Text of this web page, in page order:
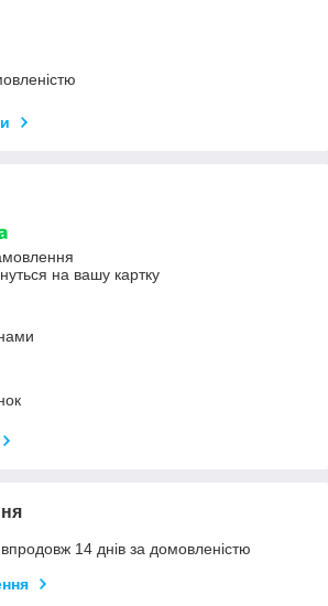
на вашу картку
14 днів за домовленістю